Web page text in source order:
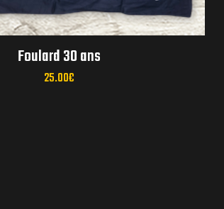
Foulard 30 ans
25.00€